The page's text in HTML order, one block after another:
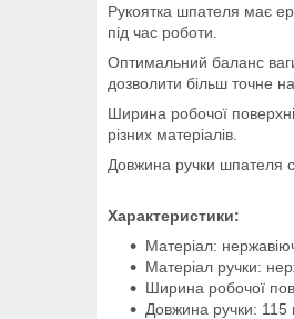
Рукоятка шпателя має
під час роботи.
Оптимальний баланс
дозволити більш точне
Ширина робочої
різних матеріалів.
Довжина ручки шпателя
Характеристики:
Матеріал:
Матеріал ручки:
Ширина робочої
Довжина ручки: 115